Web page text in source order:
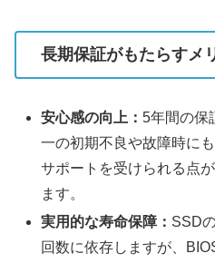
長期保証がもたらすメ
安心感の向上：5年間の保
一の初期不良や故障時に
サポートを受けられる点
ます。
実用的な寿命保障： SSD
回数に依存しますが、